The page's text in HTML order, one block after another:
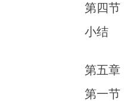
第四节
小结
第五章
第一节